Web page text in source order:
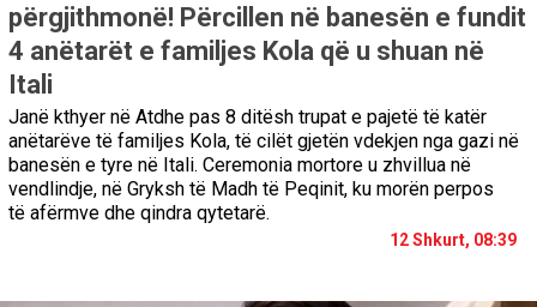
përgjithmonë! Përcillen në banesën e fundit
4 anëtarët e familjes Kola që u shuan në
Itali
Janë kthyer në Atdhe pas 8 ditësh trupat e pajetë të katër
anëtarëve të familjes Kola, të cilët gjetën vdekjen nga gazi në
banesën e tyre në Itali. Ceremonia mortore u zhvillua në
vendlindje, në Gryksh të Madh të Peqinit, ku morën perpos
të afërmve dhe qindra qytetarë.
12 Shkurt, 08:39